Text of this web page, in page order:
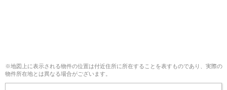
※地図上に表示される物件の位置は付近住所に所在することを表すものであり、実際の
物件所在地とは異なる場合がございます。